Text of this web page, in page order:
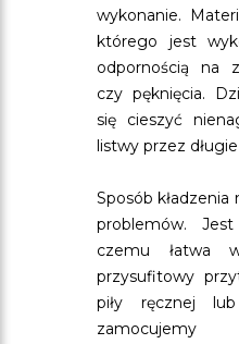
wykonanie.
którego jest
odpornością na
czy pęknięcia.
się cieszyć
listwy przez
Sposób kładzenia
problemów.
czemu łatwa
przysufitowy
piły ręcznej